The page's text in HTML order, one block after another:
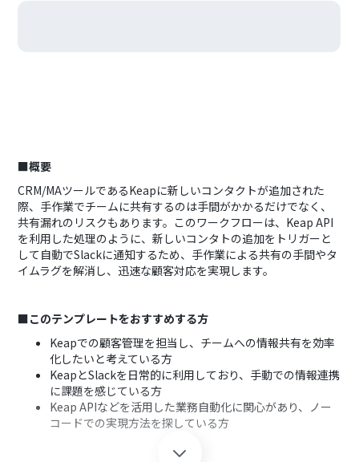
■概要
CRM/MAツールであるKeapに新しいコンタクトが追加された
際、手作業でチームに共有するのは手間がかかるだけでなく、
共有漏れのリスクもあります。このワークフローは、Keap API
を利用した処理のように、新しいコンタトの追加をトリガーと
して自動でSlackに通知するため、手作業による共有の手間やタ
イムラグを解消し、迅速な顧客対応を実現します。
■このテンプレートをおすすめする方
Keapでの顧客管理を担当し、チームへの情報共有を効率
化したいと考えている方
KeapとSlackを日常的に利用しており、手動での情報連携
に課題を感じている方
Keap APIなどを活用した業務自動化に関心があり、ノー
コードでの実現方法を探している方